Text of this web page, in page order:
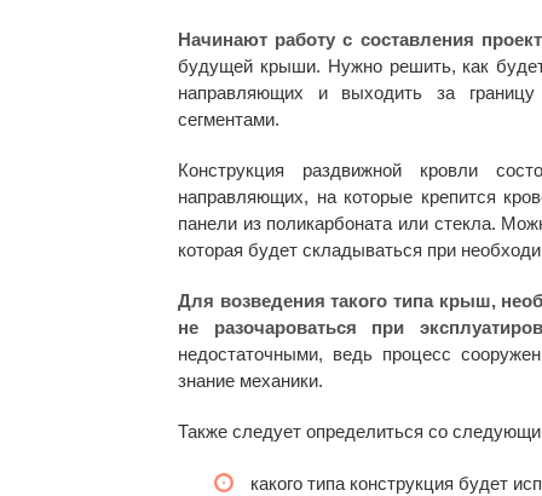
Начинают работу с составления
будущей крыши. Нужно решить, как
направляющих и выходить за
сегментами.
Конструкция раздвижной кровли
направляющих, на которые крепится
панели из поликарбоната или стекла.
которая будет складываться при
Для возведения такого типа крыш,
не разочароваться при
недостаточными, ведь процесс
знание механики.
Также следует определиться со
какого типа конструкция будет